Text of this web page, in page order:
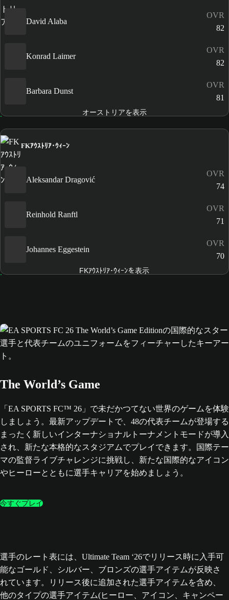
David Alaba
OVR
82
Konrad Laimer
OVR
82
Barbara Dunst
OVR
81
オーストリアを表示
FKｱｳｽﾄﾘｱ･ｳｨｰﾝ
Aleksandar Dragović
OVR
74
Reinhold Ranftl
OVR
71
Johannes Eggestein
OVR
70
FKｱｳｽﾄﾘｱ･ｳｨｰﾝを表示
The World’s Game
「EA SPORTS FC™ 26」で未だかつてない世界のゲームを体験
しましょう。最新アップデートで、48の代表チームが登場する
まったく新しいインターナショナルトーナメントモードが導入
され、新たな本格的なスタジアムでプレイできます。国際テー
マの監督ライブチャレンジに挑戦し、新たな国際的なアイコン
やヒーローとともに選手キャリアを始めましょう。
今すぐプレイ
選手のレート表には、Ultimate Team ‘26でリリース時に入手可
能なゴールド、シルバー、ブロンズの選手アイテムが反映さ
れています。リリース後に追加された選手アイテムを含め、
他のタイプの選手アイテム(ヒーロー、アイコン、キャンペー